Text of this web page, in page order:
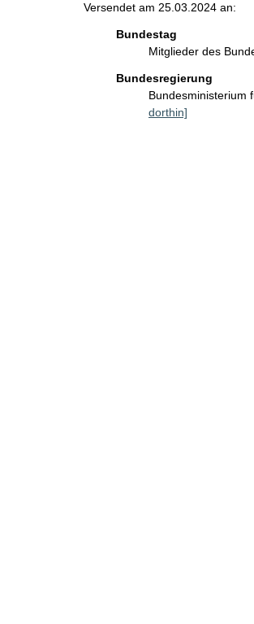
Versendet am 25.03.2024 an:
Bundestag
Mitglieder des
Bundesregierung
Bundesministerium
dorthin]